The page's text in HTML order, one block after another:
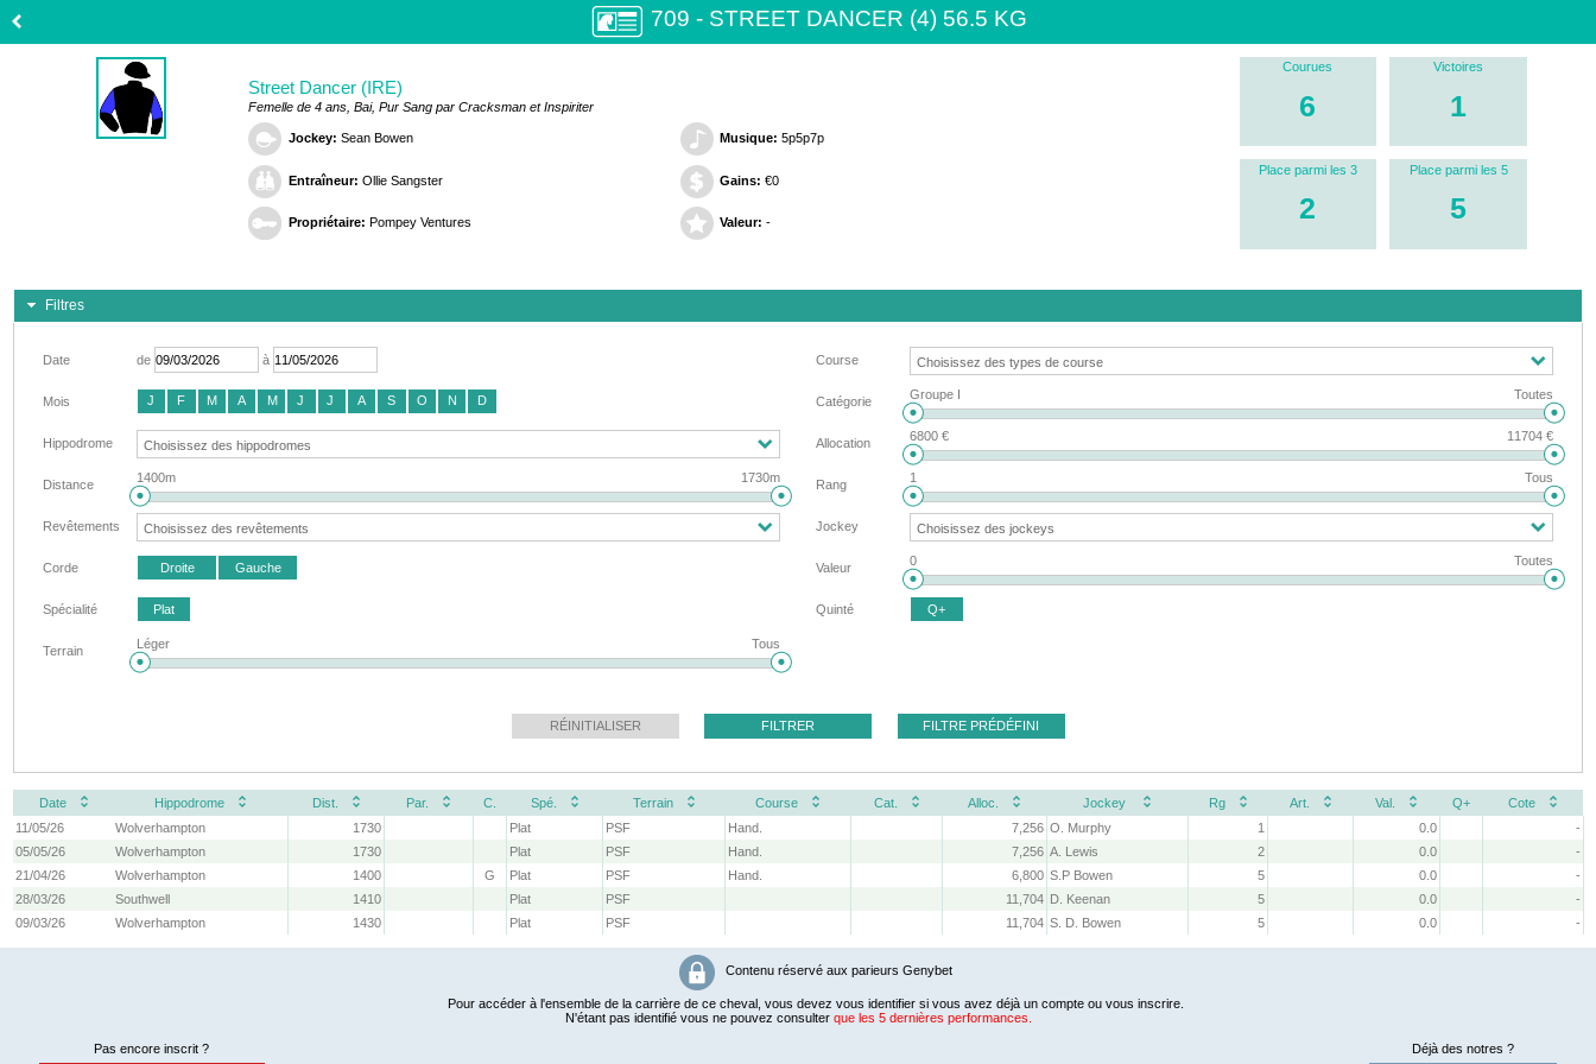
709 - STREET DANCER (4) 56.5 KG
Street Dancer (IRE)
Femelle de 4 ans, Bai, Pur Sang par Cracksman et Inspiriter
Jockey: Sean Bowen
Entraîneur: Ollie Sangster
Propriétaire: Pompey Ventures
Musique: 5p5p7p
Gains: €0
Valeur: -
Courues
6
Victoires
1
Place parmi les 3
2
Place parmi les 5
5
Filtres
Date de à
Mois J F M A M J J A S O N D
Hippodrome
Distance 1400m 1730m
Revêtements
Corde Droite Gauche
Spécialité Plat
Terrain Léger Tous
Course
Catégorie Groupe I Toutes
Allocation 6800 € 11704 €
Rang 1 Tous
Jockey
Valeur 0 Toutes
Quinté Q+
RÉINITIALISER FILTRER FILTRE PRÉDÉFINI
Date Hippodrome Dist. Par. C. Spé. Terrain Course Cat. Alloc. Jockey Rg Art. Val. Q+
Cote
11/05/26
Wolverhampton 1730 Plat PSF Hand. 7,256 O. Murphy 1 0.0
-
05/05/26
Wolverhampton 1730 Plat PSF Hand. 7,256 A. Lewis 2 0.0
-
21/04/26
Wolverhampton 1400 G Plat PSF Hand. 6,800 S.P Bowen 5 0.0
-
28/03/26
Southwell 1410 Plat PSF 11,704 D. Keenan 5 0.0
-
09/03/26
Wolverhampton 1430 Plat PSF 11,704 S. D. Bowen 5 0.0 -
Contenu réservé aux parieurs Genybet
Pour accéder à l'ensemble de la carrière de ce cheval, vous devez vous identifier si vous avez déjà un compte ou vous inscrire.
N'étant pas identifié vous ne pouvez consulter que les 5 dernières performances.
Déjà des notres ?
Pas encore inscrit ?